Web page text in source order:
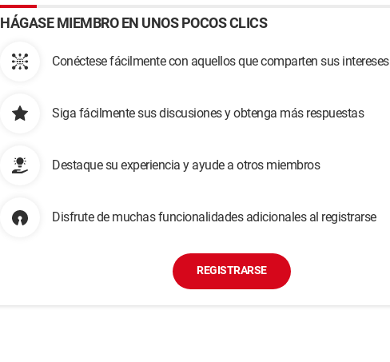
HÁGASE MIEMBRO EN UNOS POCOS CLICS
Conéctese fácilmente con aquellos que comparten sus intereses
Siga fácilmente sus discusiones y obtenga más respuestas
Destaque su experiencia y ayude a otros miembros
Disfrute de muchas funcionalidades adicionales al registrarse
REGISTRARSE